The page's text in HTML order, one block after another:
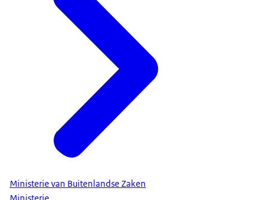
Ministerie van Buitenlandse Zaken